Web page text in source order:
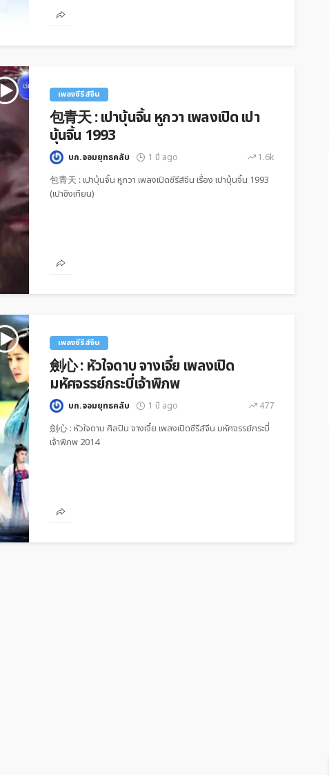
เพลงซีรีส์จีน
包青天 : เปาบุ้นจิ้น หูกวา เพลงเปิด เปา
บุ้นจิ้น 1993
บก.จอมยุทธคลับ 1 ปี ago 1.6k
包青天 : เปาบุ้นจิ้น หูกวา เพลงเปิดซีรีส์จีน เรื่อง เปาบุ้นจิ้น 1993
(เปาชิงเทียน)
เพลงซีรีส์จีน
劍心 : หัวใจดาบ จางเจี๋ย เพลงเปิด
มหัศจรรย์กระบี่เจ้าพิภพ
บก.จอมยุทธคลับ 1 ปี ago 477
劍心 : หัวใจดาบ ศิลปิน จางเจี๋ย เพลงเปิดซีรีส์จีน มหัศจรรย์กระบี่
เจ้าพิภพ 2014
566
ทำเนียบดาราจีน
เฉิงอี้
บก.จอมยุทธคลับ